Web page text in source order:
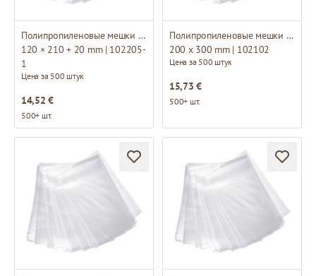
Полипропиленовые мешки с основанием
120 × 210 + 20 mm | 102205-
1
Цена за 500 штук
14,52 €
500+ шт.
Полипропиленовые мешки без основание
200 x 300 mm | 102102
Цена за 500 штук
15,73 €
500+ шт.